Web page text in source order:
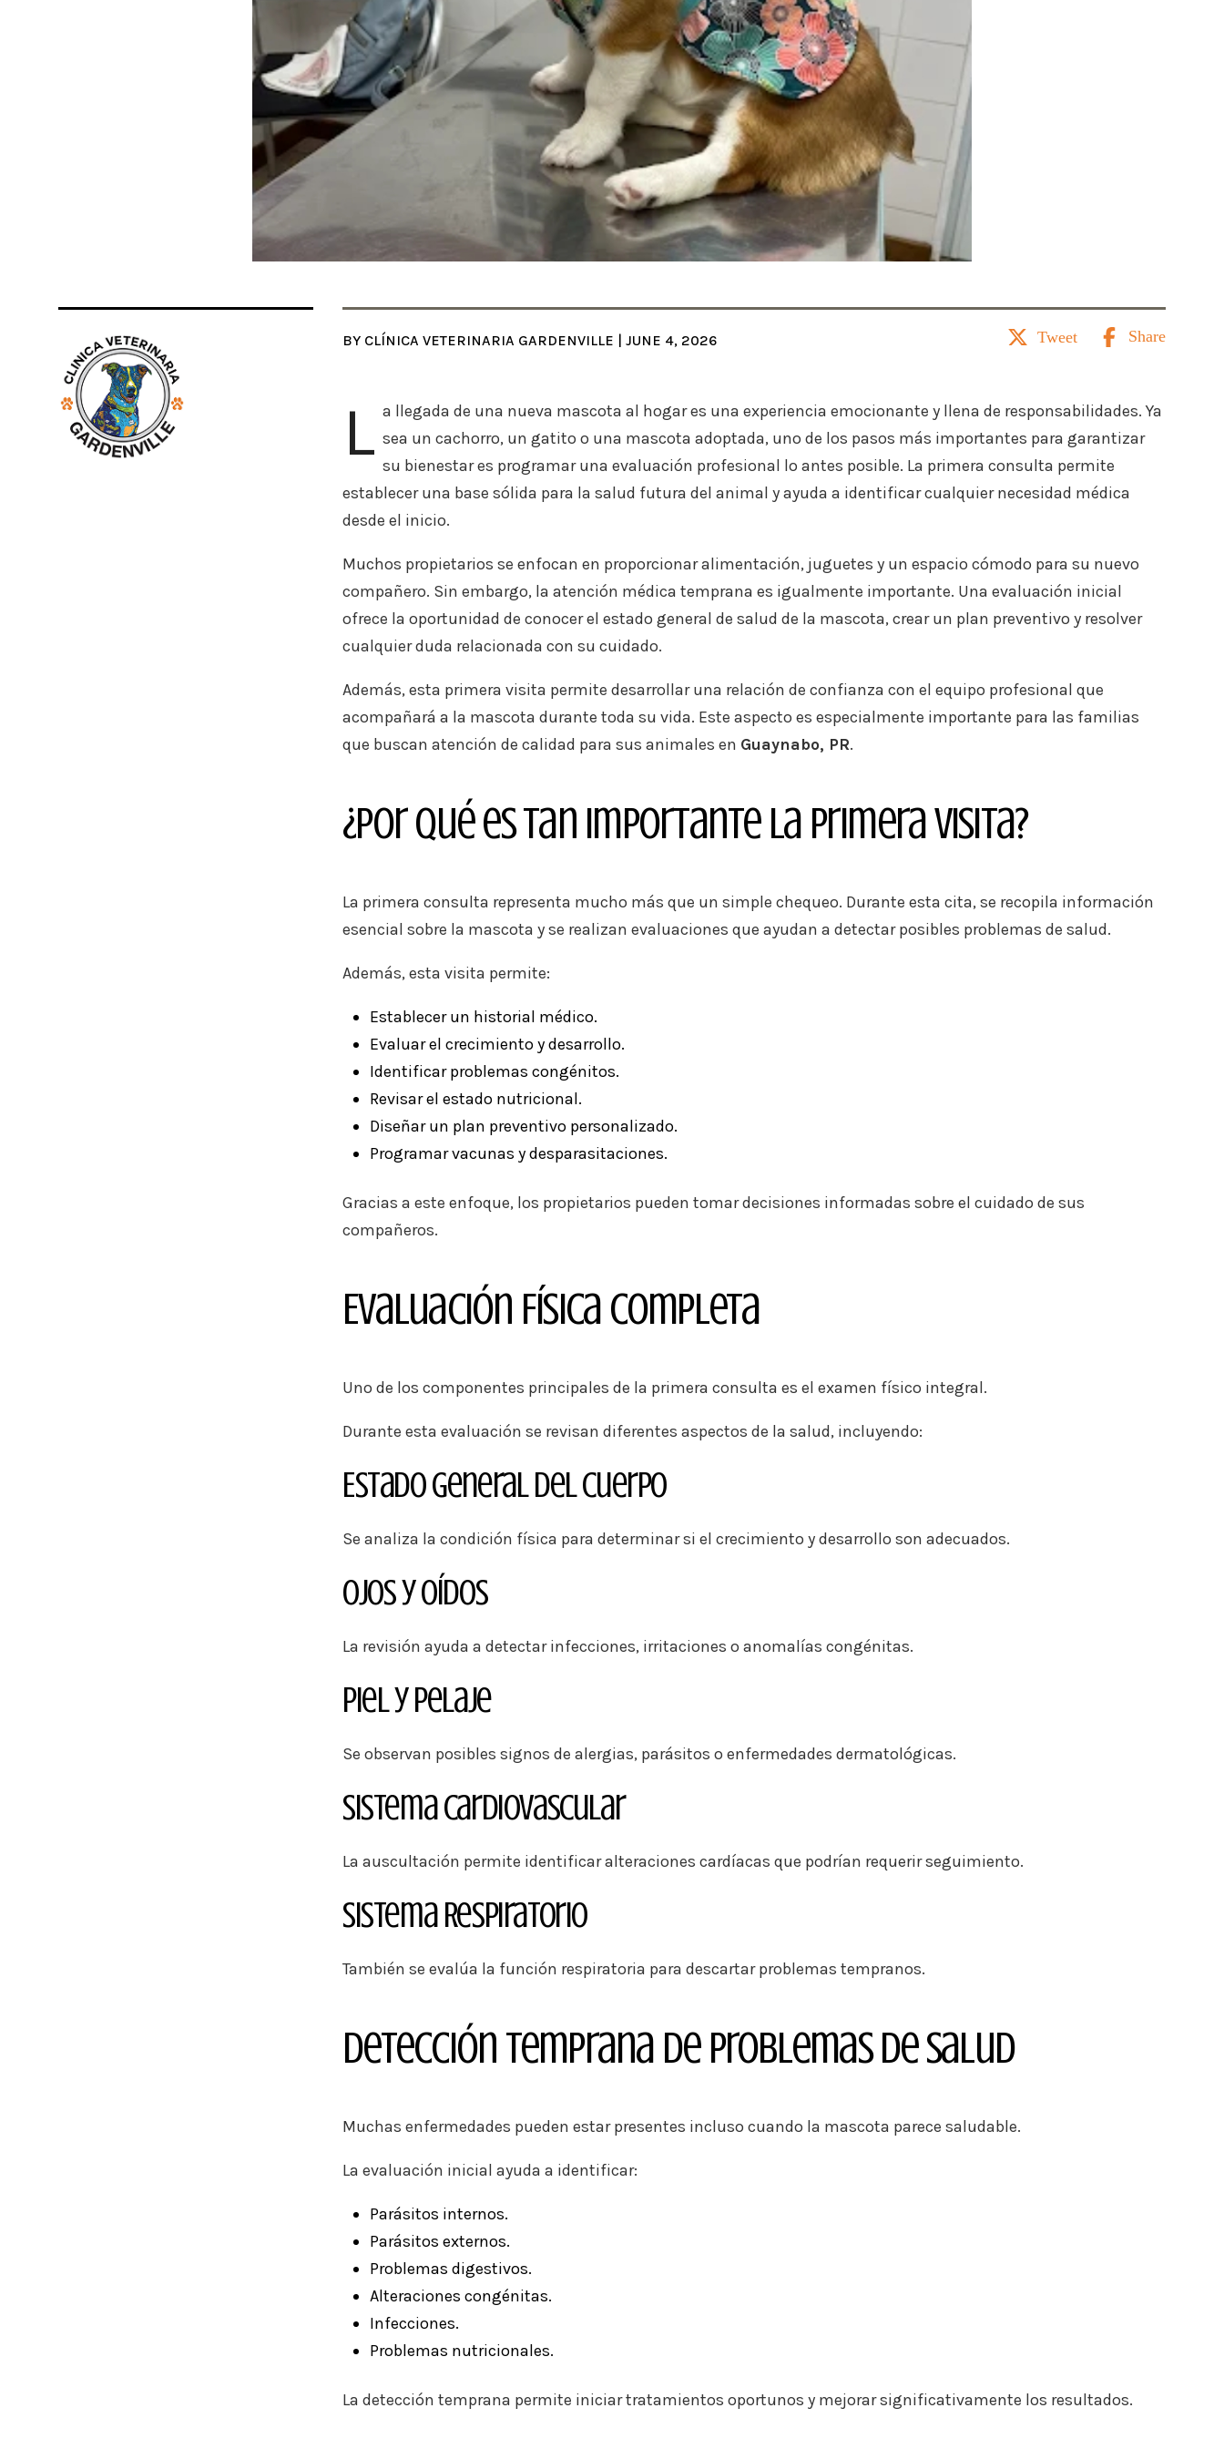
BY CLÍNICA VETERINARIA GARDENVILLE | JUNE 4, 2026 Tweet Share
L a llegada de una nueva mascota al hogar es una experiencia emocionante y llena de responsabilidades. Ya
sea un cachorro, un gatito o una mascota adoptada, uno de los pasos más importantes para garantizar
su bienestar es programar una evaluación profesional lo antes posible. La primera consulta permite
establecer una base sólida para la salud futura del animal y ayuda a identificar cualquier necesidad médica
desde el inicio.
Muchos propietarios se enfocan en proporcionar alimentación, juguetes y un espacio cómodo para su nuevo
compañero. Sin embargo, la atención médica temprana es igualmente importante. Una evaluación inicial
ofrece la oportunidad de conocer el estado general de salud de la mascota, crear un plan preventivo y resolver
cualquier duda relacionada con su cuidado.
Además, esta primera visita permite desarrollar una relación de confianza con el equipo profesional que
acompañará a la mascota durante toda su vida. Este aspecto es especialmente importante para las familias
que buscan atención de calidad para sus animales en Guaynabo, PR.
¿Por Qué es Tan Importante la Primera Visita?
La primera consulta representa mucho más que un simple chequeo. Durante esta cita, se recopila información
esencial sobre la mascota y se realizan evaluaciones que ayudan a detectar posibles problemas de salud.
Además, esta visita permite:
Establecer un historial médico.
Evaluar el crecimiento y desarrollo.
Identificar problemas congénitos.
Revisar el estado nutricional.
Diseñar un plan preventivo personalizado.
Programar vacunas y desparasitaciones.
Gracias a este enfoque, los propietarios pueden tomar decisiones informadas sobre el cuidado de sus
compañeros.
Evaluación Física Completa
Uno de los componentes principales de la primera consulta es el examen físico integral.
Durante esta evaluación se revisan diferentes aspectos de la salud, incluyendo:
Estado General del Cuerpo
Se analiza la condición física para determinar si el crecimiento y desarrollo son adecuados.
Ojos y Oídos
La revisión ayuda a detectar infecciones, irritaciones o anomalías congénitas.
Piel y Pelaje
Se observan posibles signos de alergias, parásitos o enfermedades dermatológicas.
Sistema Cardiovascular
La auscultación permite identificar alteraciones cardíacas que podrían requerir seguimiento.
Sistema Respiratorio
También se evalúa la función respiratoria para descartar problemas tempranos.
Detección Temprana de Problemas de Salud
Muchas enfermedades pueden estar presentes incluso cuando la mascota parece saludable.
La evaluación inicial ayuda a identificar:
Parásitos internos.
Parásitos externos.
Problemas digestivos.
Alteraciones congénitas.
Infecciones.
Problemas nutricionales.
La detección temprana permite iniciar tratamientos oportunos y mejorar significativamente los resultados.